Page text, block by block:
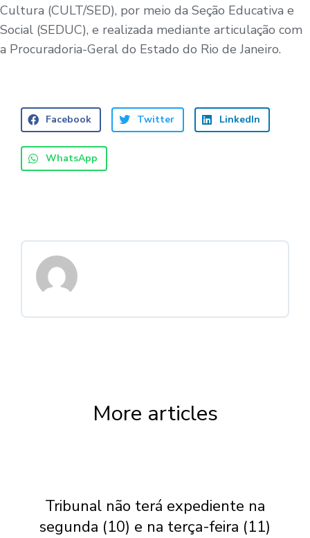
Cultura (CULT/SED), por meio da Seção Educativa e
Social (SEDUC), e realizada mediante articulação com
a Procuradoria-Geral do Estado do Rio de Janeiro.
Facebook Twitter LinkedIn
WhatsApp
More articles
Tribunal não terá expediente na
segunda (10) e na terça-feira (11)